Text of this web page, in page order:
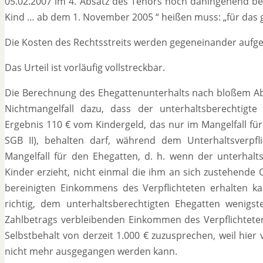
Kind … ab dem 1. November 2005 “ heißen muss: „für das
Die Kosten des Rechtsstreits werden gegeneinander
Das Urteil ist vorläufig vollstreckbar.
Die Berechnung des Ehegattenunterhalts nach bloßem
Nichtmangelfall dazu, dass der
Ergebnis 110 € vom Kindergeld, das nur im Mangelfall
SGB II), behalten darf, während dem
Mangelfall für den Ehegatten, d. h. wenn der
Kinder erzieht, nicht einmal die ihm an sich
bereinigten Einkommens des Verpflichteten erhalten
richtig, dem unterhaltsberechtigten Ehegatten
Zahlbetrags verbleibenden Einkommen des
Selbstbehalt von derzeit 1.000 € zuzusprechen, weil
nicht mehr ausgegangen werden kann.